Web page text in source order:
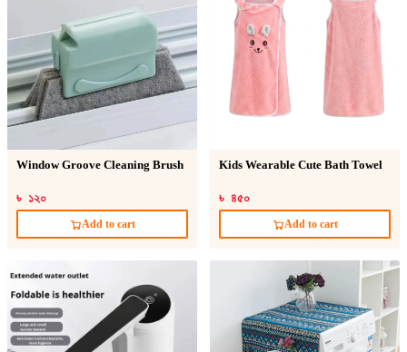
Window Groove Cleaning Brush
৳ ১২০
Add to cart
Kids Wearable Cute Bath Towel
৳ ৪৫০
Add to cart